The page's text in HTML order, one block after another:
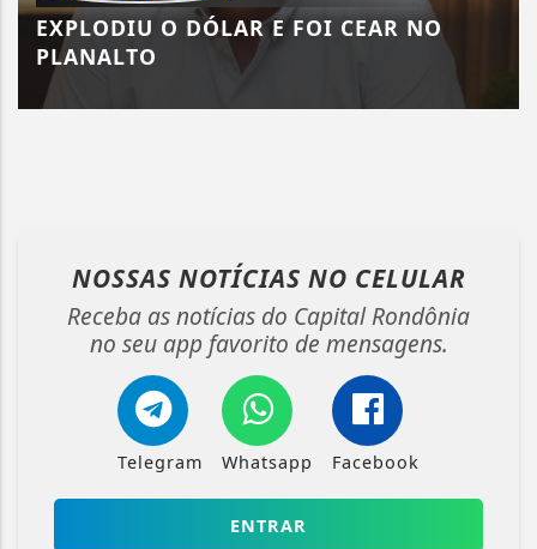
EXPLODIU O DÓLAR E FOI CEAR NO
PLANALTO
NOSSAS NOTÍCIAS NO CELULAR
Receba as notícias do Capital Rondônia
no seu app favorito de mensagens.
Telegram Whatsapp Facebook
ENTRAR